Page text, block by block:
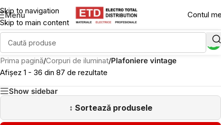
Skip to navigation
Skip to main content
Menu Contul
Prima pagină/Corpuri de iluminat/Plafoniere vintage
Afișez 1 - 36 din 87 de rezultate
Show sidebar